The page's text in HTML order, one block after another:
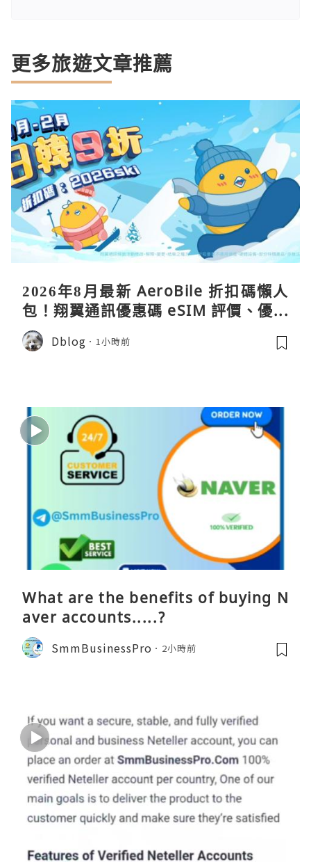
更多旅遊文章推薦
2026年8月最新 AeroBile 折扣碼懶人
包！翔翼通訊優惠碼 eSIM 評價、優缺
點、蝴蝶wifi機教學完整整理
Dblog 1小時前
What are the benefits of buying N
aver accounts.....?
SmmBusinessPro 2小時前